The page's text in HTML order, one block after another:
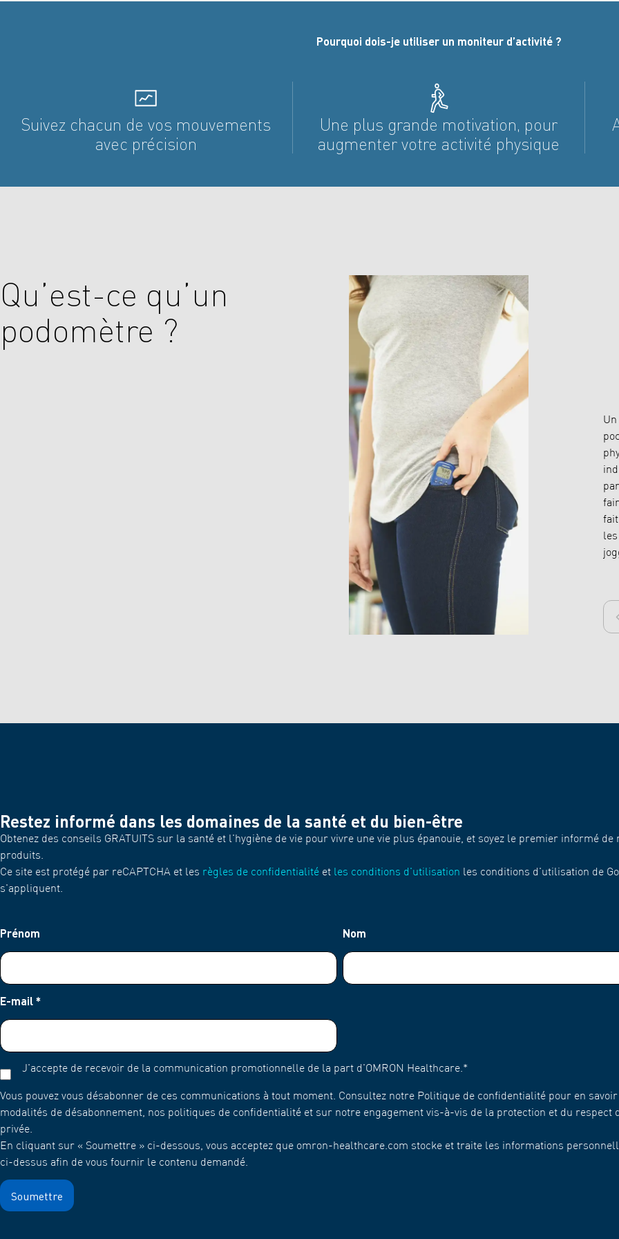
Pourquoi dois-je utiliser un moniteur d’activité ?
Suivez chacun de vos mouvements
avec précision
Une plus grande motivation, pour
augmenter votre activité physique
Qu’est-ce qu’un
podomètre ?
Restez informé dans les domaines de la santé et du bien-être
Obtenez des conseils GRATUITS sur la santé et l'hygiène de vie pour vivre une vie plus épanouie, et soyez le premier informé de
produits.
Ce site est protégé par reCAPTCHA et les règles de confidentialité et les conditions d'utilisation les conditions d'utilisation de
s'appliquent.
Prénom Nom
E-mail*
J'accepte de recevoir de la communication promotionnelle de la part d'OMRON Healthcare.*
Vous pouvez vous désabonner de ces communications à tout moment. Consultez notre Politique de confidentialité pour en
modalités de désabonnement, nos politiques de confidentialité et sur notre engagement vis-à-vis de la protection et du respect
privée.
En cliquant sur « Soumettre » ci-dessous, vous acceptez que omron-healthcare.com stocke et traite les informations
ci-dessus afin de vous fournir le contenu demandé.